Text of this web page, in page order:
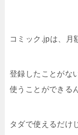
コミック.jpは、月
登録したことがな
使うことができる
タダで使えるだけ